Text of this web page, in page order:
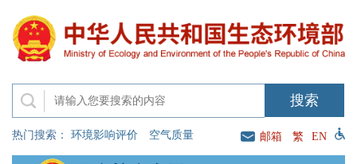
热门搜索： 环境影响评价 空气质量 邮箱 繁 EN